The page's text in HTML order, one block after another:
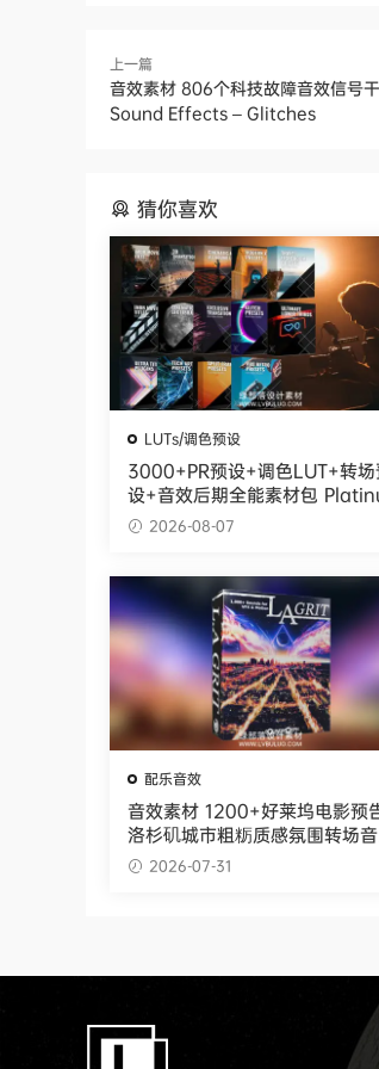
上一篇
音效素材 806个科技故障音效信号
Sound Effects – Glitches
猜你喜欢
LUTs/调色预设
3000+PR预设+调色LUT+转
设+音效后期全能素材包
Bundle：Complete All in 1-
0+
2026-08-07
配乐音效
音效素材 1200+好莱坞电影预
洛杉矶城市粗粝质感氛围转场
SoundMorph – L.A. GRIT
2026-07-31